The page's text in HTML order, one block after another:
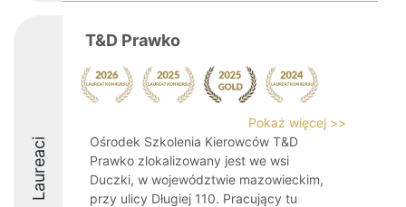
Laureaci
T&D Prawko
Pokaż więcej >>
Ośrodek Szkolenia Kierowców T&D
Prawko zlokalizowany jest we wsi
Duczki, w województwie mazowieckim,
przy ulicy Długiej 110. Pracujący tu